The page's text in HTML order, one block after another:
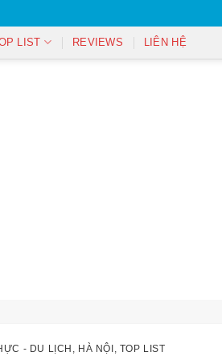
LIST REVIEWS LIÊN HỆ
- DU LỊCH HÀ NỘI TOP LIST